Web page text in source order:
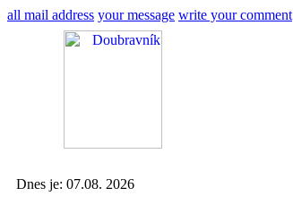
all mail address your message write your comment
Dnes je: 07.08. 2026